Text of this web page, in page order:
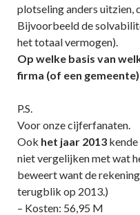
plotseling anders uitzien,
Bijvoorbeeld de
het totaal vermogen).
Op welke basis van
firma (of een
P.S.
Voor onze cijferfanaten.
Ook het jaar 2013
niet vergelijken met wat
beweert want de
terugblik op 2013.)
– Kosten: 56,95 M